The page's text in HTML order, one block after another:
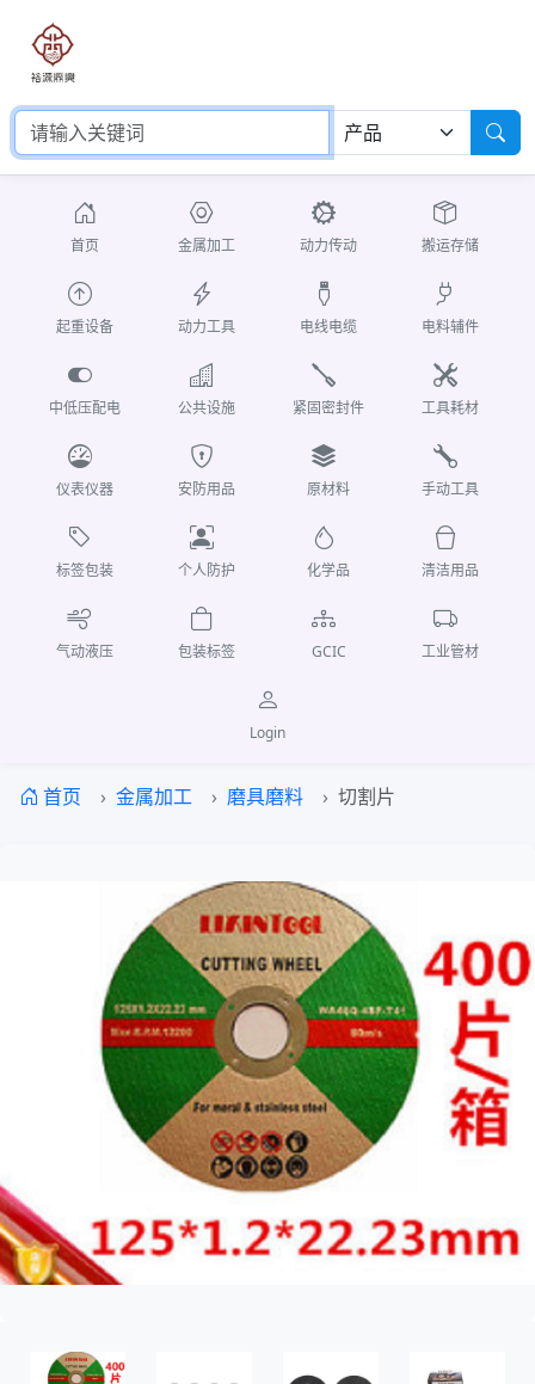
首页 金属加工 动力传动 搬运存储
起重设备 动力工具 电线电缆 电料辅件
中低压配电 公共设施 紧固密封件 工具耗材
仪表仪器 安防用品 原材料 手动工具
标签包装 个人防护 化学品 清洁用品
气动液压 包装标签 GCIC 工业管材
Login
首页 金属加工 磨具磨料 切割片